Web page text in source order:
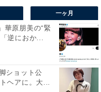
一ヶ月
華原朋美の“緊
逆におか...
ショット公
ヘアに。大...